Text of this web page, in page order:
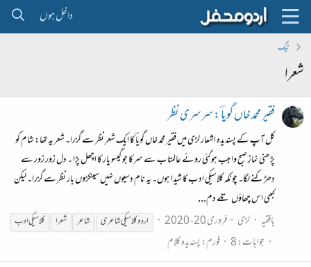
داخل ہوں
ٹیگ
شعرا
فقیر محمد خاں گویاؔ : سرسری نظر
کل آپ کے پسندیدہ اشعار لڑی میں فقیر محمد خاں گویاؔ کا ایک شعر نظر سے گزرا۔ شعر یہ تھا: شام کو
پڑھنی نمازِ صبح واجب ہوگئی روئے عالمتاب سے سرکا جو گیسو یار کا اچھل پڑا ۔ دل زور زور سے
دھڑکنے لگا۔ چونکہ کلاسیکی ادب کا شیدا ہوں۔ یہ نام دسیوں نہیں سینکڑوں بار نظر سے گزرا۔ لیکن
کبھی اس چھاؤں تلے دم...
بافقیہ لڑی فروری 20، 2020 اردو کلاسیکی شاعری شاعر شعرا کلاسیکی ادب
جوابات: 8 فورم:پسندیدہ کلام